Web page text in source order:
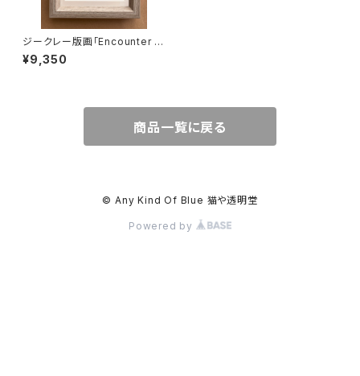
ジークレー版画「Encounter ~
出逢い」ポストカードサイズ リミ
テッドエディション50
¥9,350
商品一覧に戻る
© Any Kind Of Blue 猫や透明堂
Powered by